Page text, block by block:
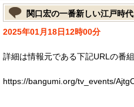
関口宏の一番新しい江戸時
2025年01月18日12時00分
詳細は情報元である下記URLの番
https://bangumi.org/tv_events/